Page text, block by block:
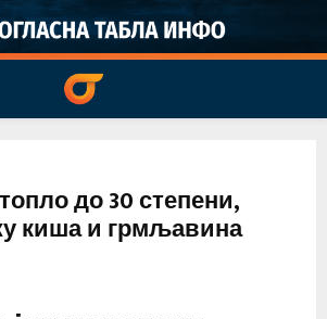
до 30 степени,
киша и грмљавина